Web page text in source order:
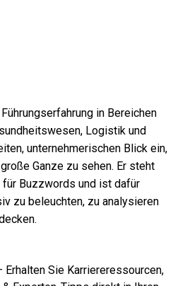
in Bereichen
Logistik und
unternehmerischen Blick ein,
Ganze zu sehen. Er steht
Buzzwords und ist dafür
zu beleuchten, zu analysieren
Erhalten Sie Karriereressourcen,